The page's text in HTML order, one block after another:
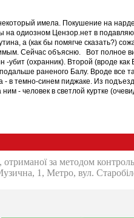
имела. Покушение на
на одиозном Цензор.нет в
а (как бы помягче сказать?)
Сейчас объясню. Вот полное
-убит (охранник). Второй (вроде
раненого Балу. Вроде все
в темно-синем пиджаке. Из
- человек в светлой куртке